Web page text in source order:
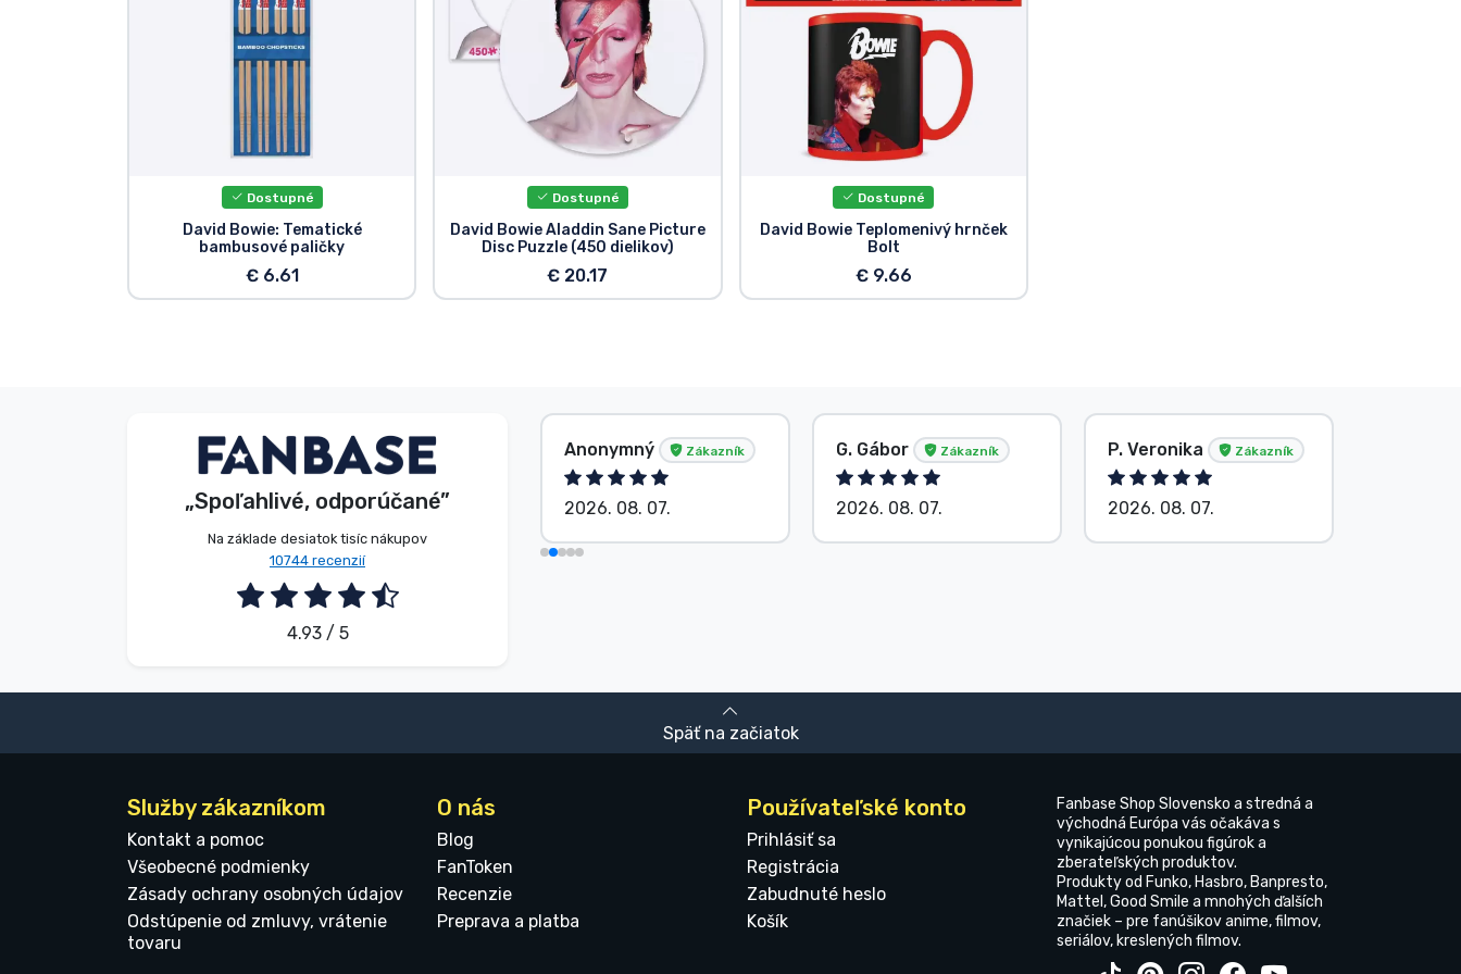
Dostupné
David Bowie: Tematické
bambusové paličky
€ 6.61
Dostupné
David Bowie Aladdin Sane Picture
Disc Puzzle (450 dielikov)
€ 20.17
Dostupné
David Bowie Teplomenivý hrnček
Bolt
€ 9.66
„Spoľahlivé, odporúčané”
Na základe desiatok tisíc nákupov
10744 recenzií
4.93 / 5
Anonymný Zákazník
2026. 08. 07.
Anonymný Zákazník
2026. 08. 07.
G. Gábor Zákazník
2026. 08. 07.
P. Veronika Zákazník
2026. 08. 07.
Späť na začiatok
Služby zákazníkom
Kontakt a pomoc
Všeobecné podmienky
Zásady ochrany osobných údajov
Odstúpenie od zmluvy, vrátenie
tovaru
O nás
Blog
FanToken
Recenzie
Preprava a platba
Používateľské konto
Prihlásiť sa
Registrácia
Zabudnuté heslo
Košík
Fanbase Shop Slovensko a stredná a
východná Európa vás očakáva s
vynikajúcou ponukou figúrok a
zberateľských produktov.
Produkty od Funko, Hasbro, Banpresto,
Mattel, Good Smile a mnohých ďalších
značiek – pre fanúšikov anime, filmov,
seriálov, kreslených filmov.